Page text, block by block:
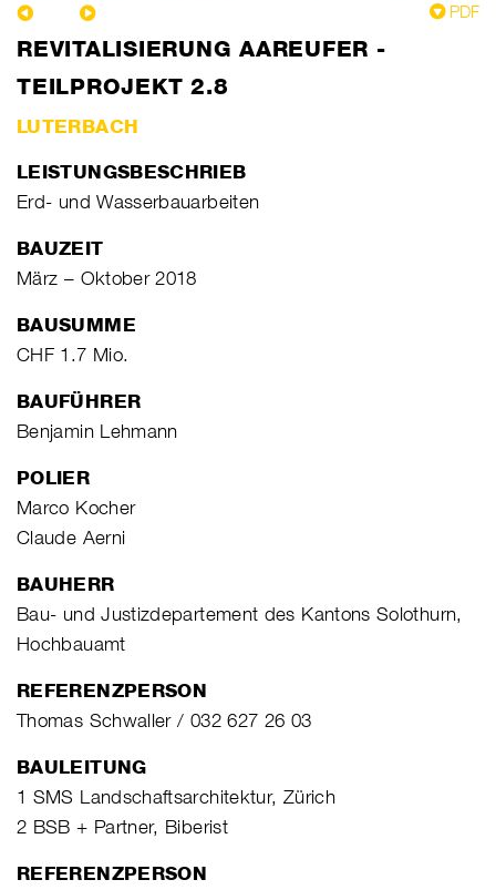
PDF
REVITALISIERUNG AAREUFER -
TEILPROJEKT 2.8
LUTERBACH
LEISTUNGSBESCHRIEB
Erd- und Wasserbauarbeiten
BAUZEIT
März – Oktober 2018
BAUSUMME
CHF 1.7 Mio.
BAUFÜHRER
Benjamin Lehmann
POLIER
Marco Kocher
Claude Aerni
BAUHERR
Bau- und Justizdepartement des Kantons Solothurn,
Hochbauamt
REFERENZPERSON
Thomas Schwaller / 032 627 26 03
BAULEITUNG
1 SMS Landschaftsarchitektur, Zürich
2 BSB + Partner, Biberist
REFERENZPERSON